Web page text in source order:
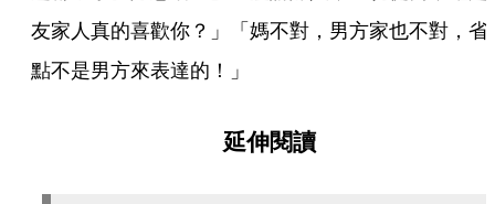
友家人真的喜歡你？」「媽不對，男方家也不對，省
點不是男方來表達的！」
延伸閱讀